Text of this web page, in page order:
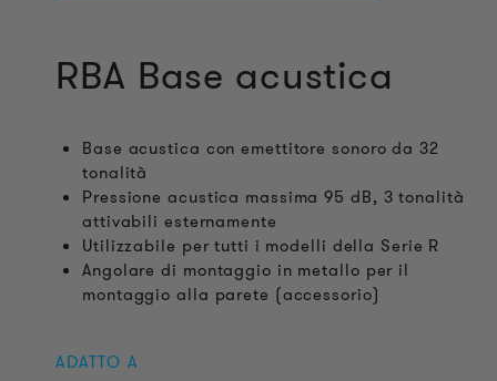
RBA Base acustica
Base acustica con emettitore sonoro da 32
tonalità
Pressione acustica massima 95 dB, 3 tonalità
attivabili esternamente
Utilizzabile per tutti i modelli della Serie R
Angolare di montaggio in metallo per il
montaggio alla parete (accessorio)
ADATTO A